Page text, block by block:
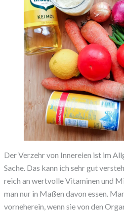
Der Verzehr von Innereien ist im
Sache. Das kann ich sehr gut
reich an wertvolle Vitaminen und
man nur in Maßen davon essen.
vorneherein, wenn sie von den